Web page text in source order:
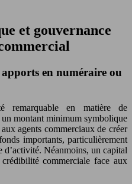
et gouvernance
en numéraire ou
en matière de
montant minimum symbolique
agents commerciaux de créer
importants, particulièrement
d’activité. Néanmoins, un capital
commerciale face aux